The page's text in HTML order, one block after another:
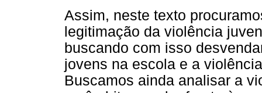
Assim, neste texto
legitimação da violência
buscando com isso
jovens na escola e a
Buscamos ainda analisar a